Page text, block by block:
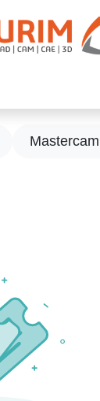
Mastercam